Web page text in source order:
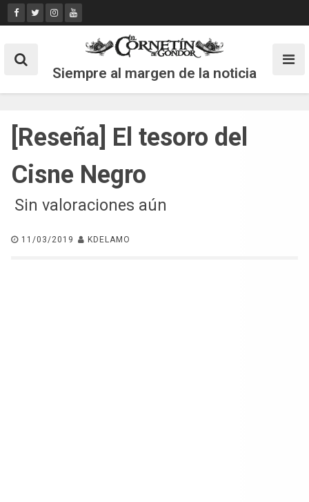
Skip
to
Siempre al margen de la noticia
[Reseña] El tesoro del
Cisne Negro
Sin valoraciones aún
11/03/2019 KDELAMO